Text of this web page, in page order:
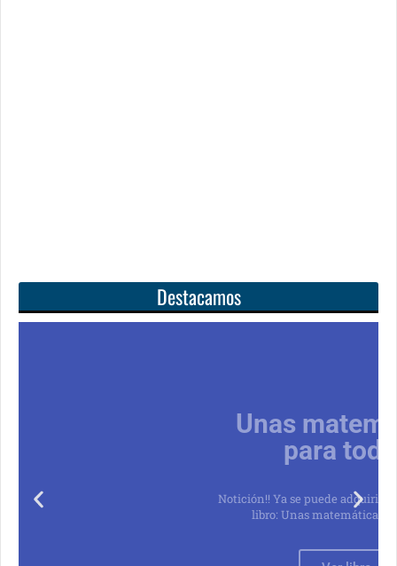
Destacamos
Unas matemáticas
Notición!! Ya se puede adquirir nuestro segundo
libro: Unas matemáticas para todos